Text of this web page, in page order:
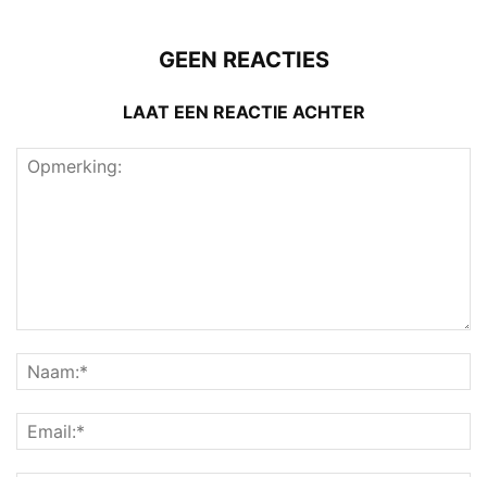
GEEN REACTIES
LAAT EEN REACTIE ACHTER